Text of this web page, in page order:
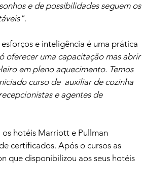
e de possibilidades seguem os
e inteligência é uma prática
oferecer uma capacitação mas abrir
em pleno aquecimento. Temos
curso de  auxiliar de cozinha
e agentes de
hotéis Marriott e Pullman
certificados. Após o cursos as
que disponibilizou aos seus hotéis